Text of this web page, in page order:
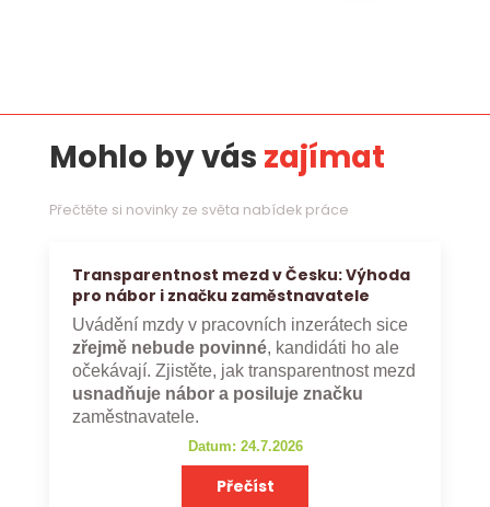
Mohlo by vás zajímat
Přečtěte si novinky ze světa nabídek práce
Transparentnost mezd v Česku: Výhoda
pro nábor i značku zaměstnavatele
Uvádění mzdy v pracovních inzerátech sice
zřejmě nebude povinné, kandidáti ho ale
očekávají. Zjistěte, jak transparentnost mezd
usnadňuje nábor a posiluje značku
zaměstnavatele.
Datum: 24.7.2026
Přečíst